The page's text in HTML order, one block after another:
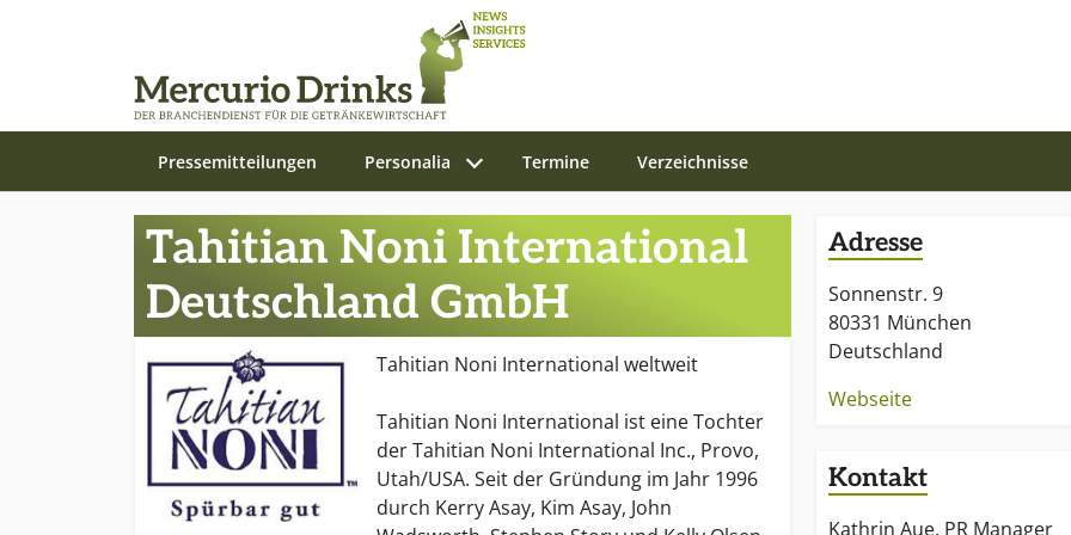
Pressemitteilungen Personalia Termine Verzeichnisse
Tahitian Noni International
Deutschland GmbH
Tahitian Noni International weltweit
Tahitian Noni International ist eine Tochter
der Tahitian Noni International Inc., Provo,
Utah/USA. Seit der Gründung im Jahr 1996
durch Kerry Asay, Kim Asay, John
Adresse
Sonnenstr. 9
80331 München
Deutschland
Webseite
Kontakt
Kathrin Aue, PR Manager